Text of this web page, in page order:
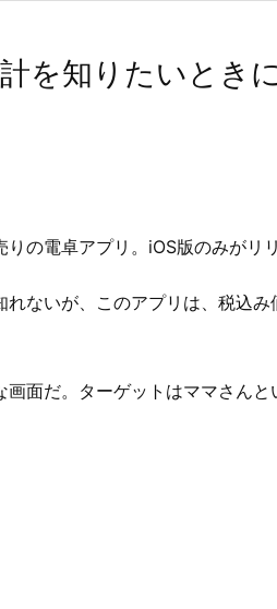
を知りたいとき
の電卓アプリ。iOS版のみがリ
ないが、このアプリは、税込み
面だ。ターゲットはママさんと